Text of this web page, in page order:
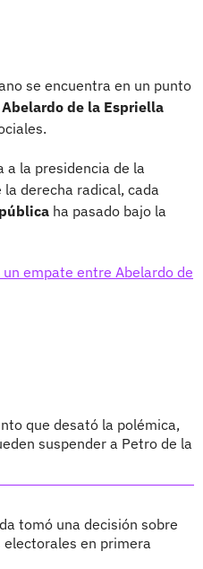
se encuentra en un punto
de la Espriella
a la presidencia de la
derecha radical, cada
ha pasado bajo la
un empate entre Abelardo de
que desató la polémica,
suspender a Petro de la
tomó una decisión sobre
electorales en primera